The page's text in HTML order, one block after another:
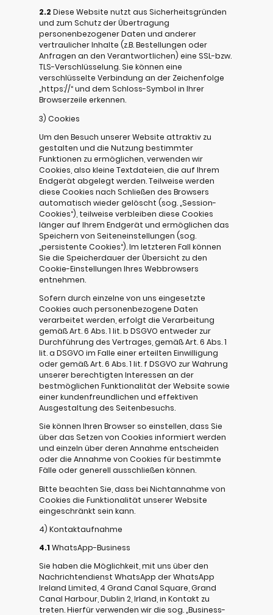
2.2 Diese Website nutzt aus Sicherheitsgründen
und zum Schutz der Übertragung
personenbezogener Daten und anderer
vertraulicher Inhalte (z.B. Bestellungen oder
Anfragen an den Verantwortlichen) eine SSL-bzw.
TLS-Verschlüsselung. Sie können eine
verschlüsselte Verbindung an der Zeichenfolge
„https://“ und dem Schloss-Symbol in Ihrer
Browserzeile erkennen.
3) Cookies
Um den Besuch unserer Website attraktiv zu
gestalten und die Nutzung bestimmter
Funktionen zu ermöglichen, verwenden wir
Cookies, also kleine Textdateien, die auf Ihrem
Endgerät abgelegt werden. Teilweise werden
diese Cookies nach Schließen des Browsers
automatisch wieder gelöscht (sog. „Session-
Cookies“), teilweise verbleiben diese Cookies
länger auf Ihrem Endgerät und ermöglichen das
Speichern von Seiteneinstellungen (sog.
„persistente Cookies“). Im letzteren Fall können
Sie die Speicherdauer der Übersicht zu den
Cookie-Einstellungen Ihres Webbrowsers
entnehmen.
Sofern durch einzelne von uns eingesetzte
Cookies auch personenbezogene Daten
verarbeitet werden, erfolgt die Verarbeitung
gemäß Art. 6 Abs. 1 lit. b DSGVO entweder zur
Durchführung des Vertrages, gemäß Art. 6 Abs. 1
lit. a DSGVO im Falle einer erteilten Einwilligung
oder gemäß Art. 6 Abs. 1 lit. f DSGVO zur Wahrung
unserer berechtigten Interessen an der
bestmöglichen Funktionalität der Website sowie
einer kundenfreundlichen und effektiven
Ausgestaltung des Seitenbesuchs.
Sie können Ihren Browser so einstellen, dass Sie
über das Setzen von Cookies informiert werden
und einzeln über deren Annahme entscheiden
oder die Annahme von Cookies für bestimmte
Fälle oder generell ausschließen können.
Bitte beachten Sie, dass bei Nichtannahme von
Cookies die Funktionalität unserer Website
eingeschränkt sein kann.
4) Kontaktaufnahme
4.1WhatsApp-Business
Sie haben die Möglichkeit, mit uns über den
Nachrichtendienst WhatsApp der WhatsApp
Ireland Limited, 4 Grand Canal Square, Grand
Canal Harbour, Dublin 2, Irland, in Kontakt zu
treten. Hierfür verwenden wir die sog. „Business-